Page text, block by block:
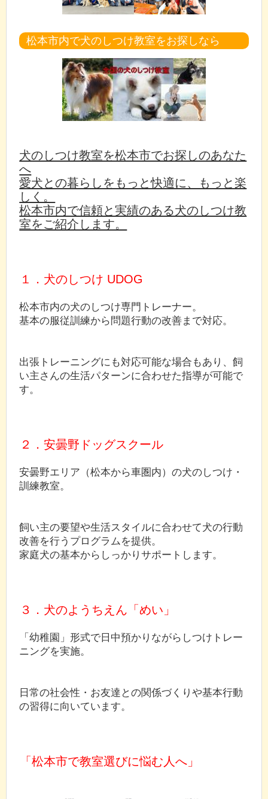
松本市内で犬のしつけ教室をお探しなら
犬のしつけ教室を松本市でお探しのあなた
へ
愛犬との暮らしをもっと快適に、もっと楽
しく。
松本市内で信頼と実績のある犬のしつけ教
室をご紹介します。
１．犬のしつけ UDOG
松本市内の犬のしつけ専門トレーナー。
基本の服従訓練から問題行動の改善まで対応。
出張トレーニングにも対応可能な場合もあり、飼
い主さんの生活パターンに合わせた指導が可能で
す。
２．安曇野ドッグスクール
安曇野エリア（松本から車圏内）の犬のしつけ・
訓練教室。
飼い主の要望や生活スタイルに合わせて犬の行動
改善を行うプログラムを提供。
家庭犬の基本からしっかりサポートします。
３．犬のようちえん「めい」
「幼稚園」形式で日中預かりながらしつけトレー
ニングを実施。
日常の社会性・お友達との関係づくりや基本行動
の習得に向いています。
「松本市で教室選びに悩む人へ」